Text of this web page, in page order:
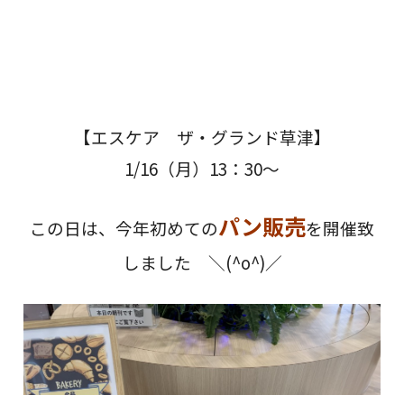
【エスケア ザ・グランド草津】
1/16（月）13：30～
この日は、今年初めてのパン販売を開催致
しました ＼(^o^)／